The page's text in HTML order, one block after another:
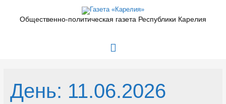
содержимомуОбщественно-политическая газета Республики Карелия
Главное
День: 11.06.2026